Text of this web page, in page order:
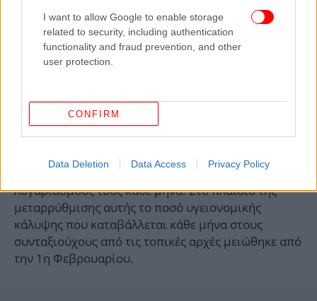
I want to allow Google to enable storage
related to security, including authentication
functionality and fraud prevention, and other
user protection.
CONFIRM
Data Deletion Data Access Privacy Policy
περικοπών στα ιατρικά επιδόματα. Είχαν
προειδοποιήσει δε ότι θα επέστρεφαν την Τετάρτη
εάν δεν λαμβάνονταν υπόψη οι διαμαρτυρίες τους,
όπως ανέφερε το Radio Free Asia.
Η απογοήτευση δεν περιορίζεται στην Ουχάν.
Συνταξιούχοι στην πόλη Γκουανγκζού της νότιας
Κίνας διαδήλωσαν επίσης κατά των αλλαγών στο
σύστημα ασφάλισης υγείας, όταν διαπίστωσαν
ξαφνικά χαμηλότερα υπόλοιπα στους
λογαριασμούς τους κάθε μήνα. Στο πλαίσιο της
μεταρρύθμισης αυτής το ποσό υγειονομικής
κάλυψης που καταβάλλεται κάθε μήνα στους
συνταξιούχους από τις τοπικές αρχές μειώθηκε από
την 1η Φεβρουαρίου.